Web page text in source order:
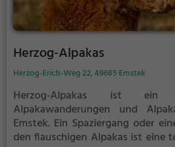
Herzog-Alpakas
Herzog-Erich-Weg 22, 49685 Emstek
Herzog-Alpakas ist
Alpakawanderungen und
Emstek. Ein Spaziergang oder
den flauschigen Alpakas ist eine